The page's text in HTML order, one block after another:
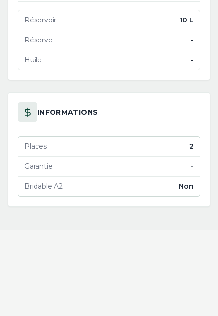
Réservoir 10 L
Réserve -
Huile -
INFORMATIONS
Places 2
Garantie -
Bridable A2 Non